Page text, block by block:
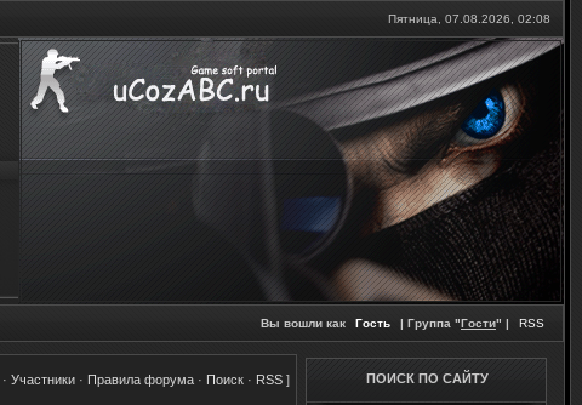
Пятница, 07.08.2026, 02:08
Вы вошли как Гость | Группа "Гости" | RSS
· Участники · Правила форума · Поиск · RSS ] ПОИСК ПО САЙТУ